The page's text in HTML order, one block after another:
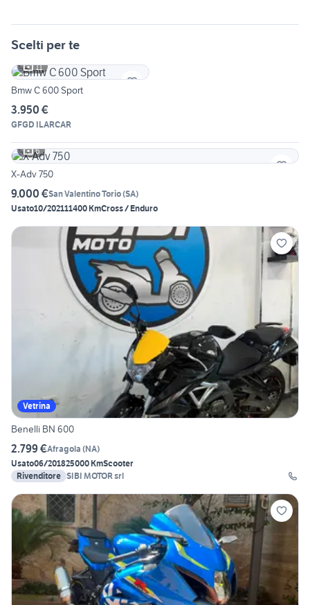
Scelti per te
11
Bmw C 600 Sport
3.950 €
GFGD ILARCAR
6
X-Adv 750
9.000 €San Valentino Torio(SA)
Usato10/202111400 KmCross / Enduro
Vetrina
Benelli BN 600
2.799 €Afragola (NA)
Usato06/201825000 KmScooter
Rivenditore SIBI MOTOR srl